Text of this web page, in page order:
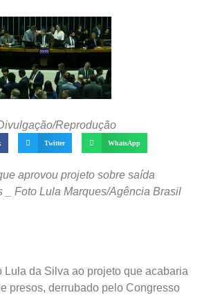
Reprodução
Twitter WhatsApp
aprovou projeto sobre saída
_ Foto Lula Marques/Agência Brasil
Lula da Silva ao projeto que acabaria
presos, derrubado pelo Congresso